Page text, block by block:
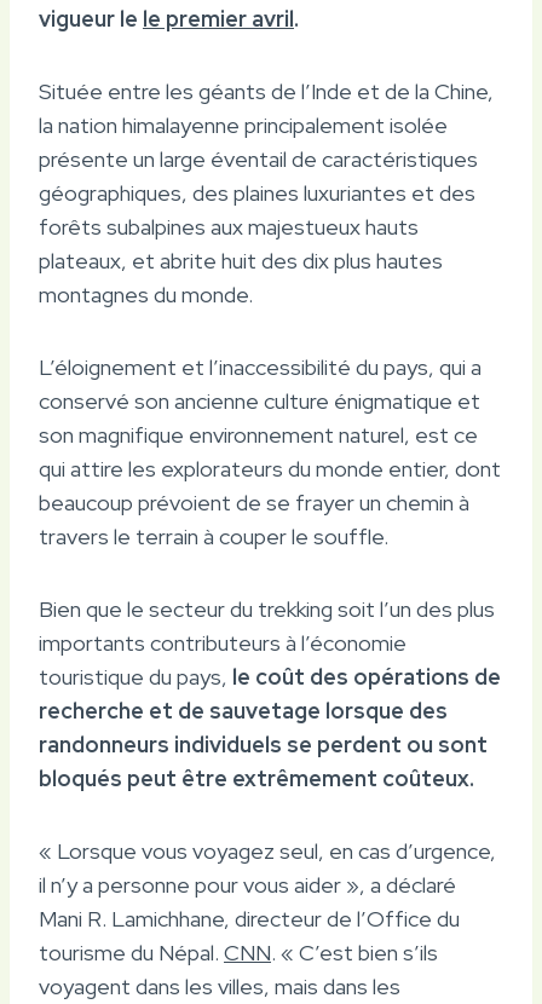
vigueur le le premier avril.
Située entre les géants de l’Inde et de la Chine,
la nation himalayenne principalement isolée
présente un large éventail de caractéristiques
géographiques, des plaines luxuriantes et des
forêts subalpines aux majestueux hauts
plateaux, et abrite huit des dix plus hautes
montagnes du monde.
L’éloignement et l’inaccessibilité du pays, qui a
conservé son ancienne culture énigmatique et
son magnifique environnement naturel, est ce
qui attire les explorateurs du monde entier, dont
beaucoup prévoient de se frayer un chemin à
travers le terrain à couper le souffle.
Bien que le secteur du trekking soit l’un des plus
importants contributeurs à l’économie
touristique du pays, le coût des opérations de
recherche et de sauvetage lorsque des
randonneurs individuels se perdent ou sont
bloqués peut être extrêmement coûteux.
« Lorsque vous voyagez seul, en cas d’urgence,
il n’y a personne pour vous aider », a déclaré
Mani R. Lamichhane, directeur de l’Office du
tourisme du Népal. CNN. « C’est bien s’ils
voyagent dans les villes, mais dans les